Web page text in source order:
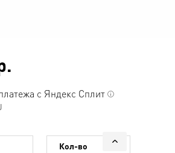
с Яндекс Сплит
Кол-во